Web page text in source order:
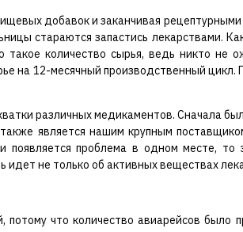
добавок и заканчивая
стараются запастись лекарствами.
количество сырья, ведь никто не
на 12-месячный производственный
различных медикаментов. Сначала
является нашим крупным
появляется проблема в одном месте,
не только об активных веществах
что количество авиарейсов было